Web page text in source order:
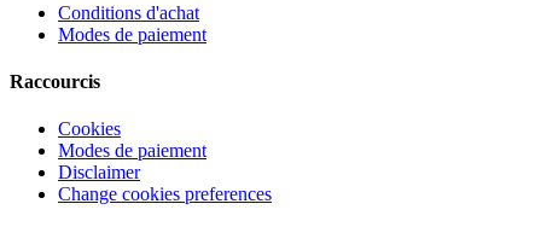
Conditions d'achat
Modes de paiement
Raccourcis
Cookies
Modes de paiement
Disclaimer
Change cookies preferences